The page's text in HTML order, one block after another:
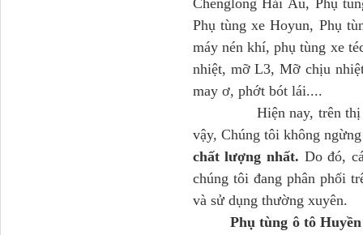
Chenglong Hải Âu, Phụ
Phụ tùng xe Hoyun, Phụ
máy nén khí, phụ tùng xe
nhiệt, mỡ L3, Mỡ chịu
may ơ, phớt bót lái....
Hiện nay, trên thị
vậy, Chúng tôi không
chất lượng nhất. Do đó,
chúng tôi đang phân phối
và sử dụng thường xuyên.
Phụ tùng ô tô Huyền